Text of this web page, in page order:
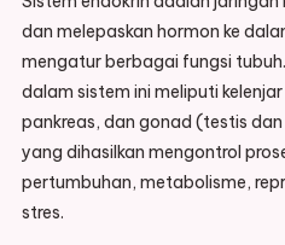
dan melepaskan hormon ke
mengatur berbagai fungsi
dalam sistem ini meliputi
pankreas, dan gonad (testis
yang dihasilkan mengontrol
pertumbuhan, metabolisme,
stres.